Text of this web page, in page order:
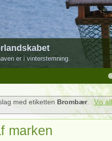
er i vinterstemning.
med etiketten Brombær. Vis
marken